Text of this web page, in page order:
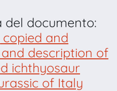
del documento:
copied and
description of
ichthyosaur
of Italy